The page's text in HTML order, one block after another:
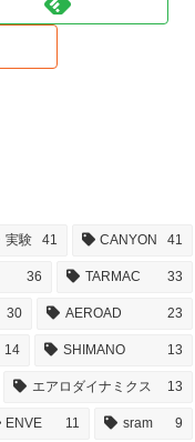
実験 41 CANYON 41
36 TARMAC 33
30 AEROAD 23
14 SHIMANO 13
エアロダイナミクス 13
ENVE 11 sram 9